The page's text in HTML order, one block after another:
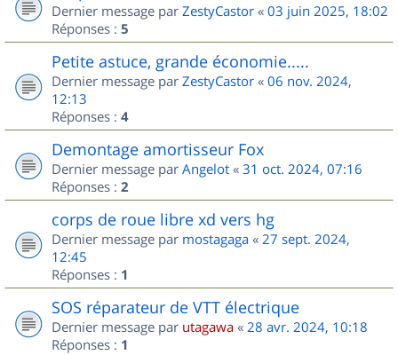
Dernier message par ZestyCastor « 03 juin 2025, 18:02
Réponses : 5
Petite astuce, grande économie.....
Dernier message par ZestyCastor « 06 nov. 2024,
12:13
Réponses : 4
Demontage amortisseur Fox
Dernier message par Angelot « 31 oct. 2024, 07:16
Réponses : 2
corps de roue libre xd vers hg
Dernier message par mostagaga « 27 sept. 2024,
12:45
Réponses : 1
SOS réparateur de VTT électrique
Dernier message par utagawa « 28 avr. 2024, 10:18
Réponses : 1